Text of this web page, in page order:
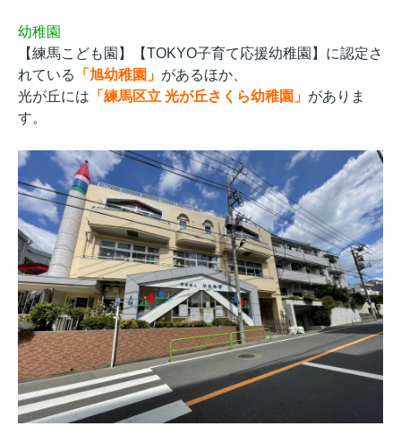
幼稚園
【練馬こども園】【TOKYO子育て応援幼稚園】に認定さ
れている
「旭幼稚園」 があるほか、
光が丘には 「練馬区立 光が丘さくら幼稚園」 がありま
す。